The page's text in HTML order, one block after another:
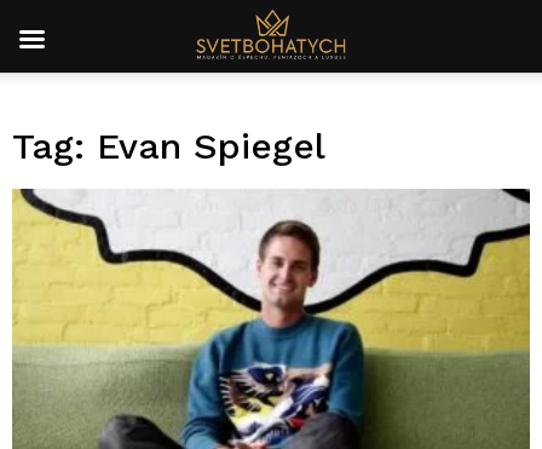
Tag: Evan Spiegel